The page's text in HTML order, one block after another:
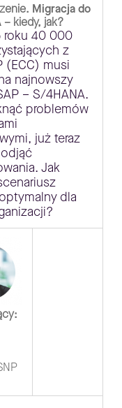
Migracja do
– kiedy, jak?
roku 40 000
z
(ECC) musi
najnowszy
– S/4HANA.
problemów
już teraz
Jak
dla